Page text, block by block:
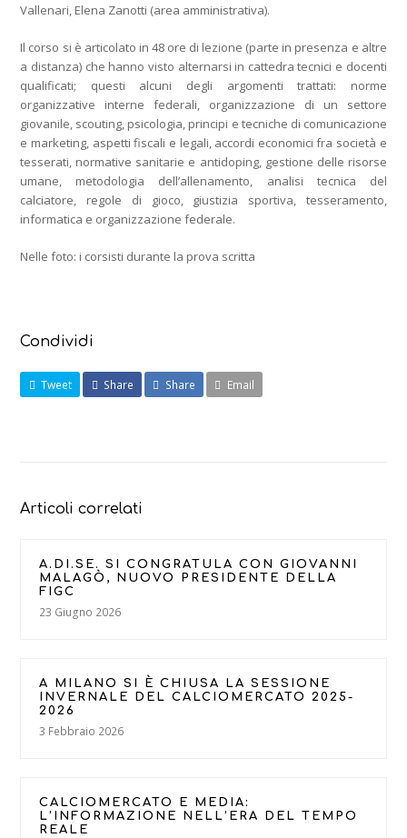
Vallenari, Elena Zanotti (area amministrativa).
Il corso si è articolato in 48 ore di lezione (parte in presenza e altre
a distanza) che hanno visto alternarsi in cattedra tecnici e docenti
qualificati; questi alcuni degli argomenti trattati: norme
organizzative interne federali, organizzazione di un settore
giovanile, scouting, psicologia, principi e tecniche di comunicazione
e marketing, aspetti fiscali e legali, accordi economici fra società e
tesserati, normative sanitarie e antidoping, gestione delle risorse
umane, metodologia dell’allenamento, analisi tecnica del
calciatore, regole di gioco, giustizia sportiva, tesseramento,
informatica e organizzazione federale.
Nelle foto: i corsisti durante la prova scritta
Condividi
Tweet Share Share Email
Articoli correlati
A.DI.SE. SI CONGRATULA CON GIOVANNI
MALAGÒ, NUOVO PRESIDENTE DELLA
FIGC
23 Giugno 2026
A MILANO SI È CHIUSA LA SESSIONE
INVERNALE DEL CALCIOMERCATO 2025-
2026
3 Febbraio 2026
CALCIOMERCATO E MEDIA:
L’INFORMAZIONE NELL’ERA DEL TEMPO
REALE